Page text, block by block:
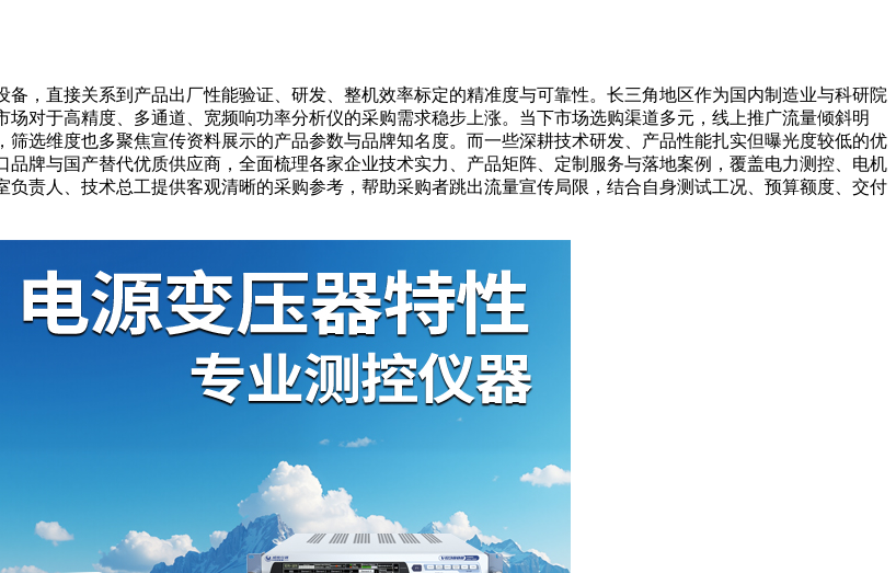
直接关系到产品出厂性能验证、研发、整机效率标定的精准度与可靠性。长三角地区作为国内制造业与科研院
对于高精度、多通道、宽频响功率分析仪的采购需求稳步上涨。当下市场选购渠道多元，线上推广流量倾斜明
选维度也多聚焦宣传资料展示的产品参数与品牌知名度。而一些深耕技术研发、产品性能扎实但曝光度较低的优
牌与国产替代优质供应商，全面梳理各家企业技术实力、产品矩阵、定制服务与落地案例，覆盖电力测控、电机
责人、技术总工提供客观清晰的采购参考，帮助采购者跳出流量宣传局限，结合自身测试工况、预算额度、交付